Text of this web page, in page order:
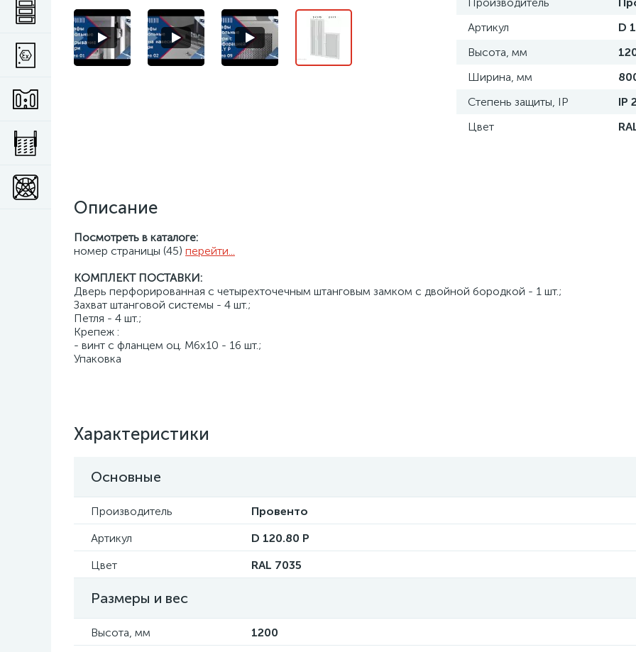
Артикул
D
Высота, мм
Ширина, мм
Степень защиты, IP
IP
Цвет
Описание
Посмотреть в каталоге:
номер страницы (45) перейти...
КОМПЛЕКТ ПОСТАВКИ:
Дверь перфорированная с четырехточечным штанговым замком с двойной бородкой - 1 шт.;
Захват штанговой системы - 4 шт.;
Петля - 4 шт.;
Крепеж :
- винт с фланцем оц. М6х10 - 16 шт.;
Упаковка
Характеристики
Основные
Производитель
Провенто
Артикул
D 120.80 P
Цвет
RAL 7035
Размеры и вес
Высота, мм
1200